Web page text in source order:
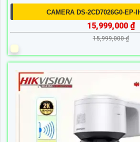
CAMERA DS-2CD7026G0-EP-
15,999,000 ₫
15,999,000 ₫